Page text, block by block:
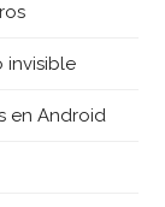
invisible
en Android